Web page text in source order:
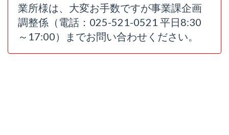
業所様は、大変お手数ですが事業課企画
調整係（電話：025-521-0521 平日8:30
～17:00）までお問い合わせください。